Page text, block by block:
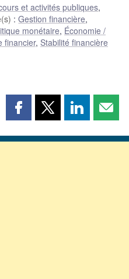
et activités publiques,
:Gestion financière,
monétaire, Économie /
financier, Stabilité financière
Partager
page
Partager
page
Partager
page page